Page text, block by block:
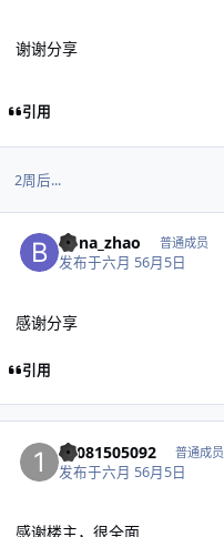
谢谢分享
引用
2周后...
bona_zhao 普通成员
发布于六月 56月5日
感谢分享
引用
15081505092 普通成员
发布于六月 56月5日
感谢楼主，很全面